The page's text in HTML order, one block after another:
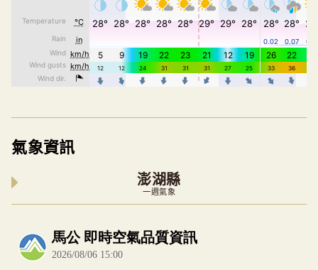
氣象資訊
澎湖縣
一週氣象
內嵌空氣品質小工具為視覺預覽，完整即時空